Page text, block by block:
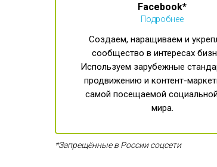
Facebook*
Подробнее
Создаем, наращиваем и
сообщество в интересах
Используем зарубежные
продвижению и контент-
самой посещаемой
мира.
*Запрещённые в России соцсети